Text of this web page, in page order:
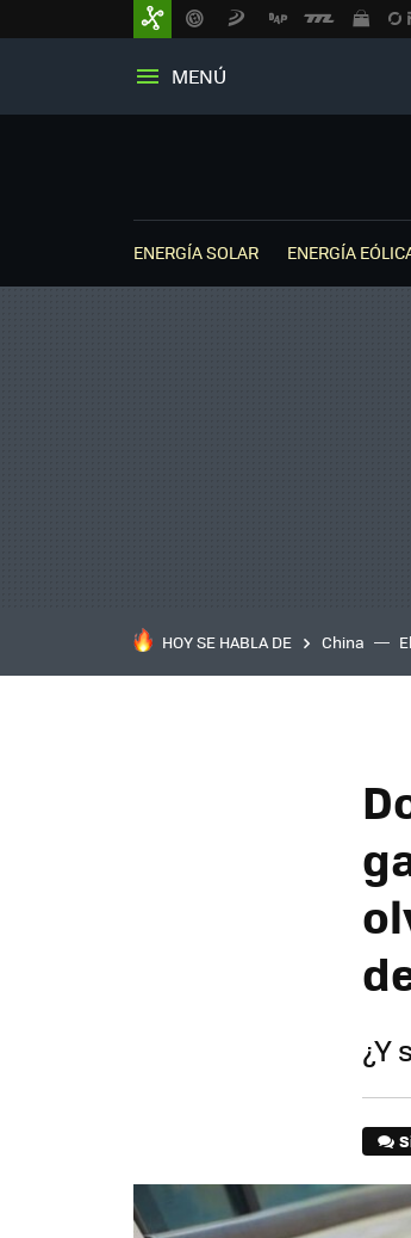
MENÚ
ENERGÍA SOLAR ENERGÍA
HOY SE HABLA DE China
¿Y